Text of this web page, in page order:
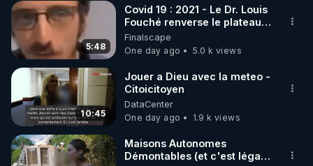
le programme riche de cette vidéo.
----------
Toutes les Vidéos sont présentes hors censure sur
la plateforme Crowdbunker :
▶ https://crowdbunker.com/v/-Lg7j4uHACY
▶ Telegram : https://t.me/rgnr_fr
▶ Facebook :
https://www.facebook.com/thierry.rgnr/
5:48
Covid 19 : 2021 - Le Dr. Louis
Fouché renverse le plateau
de CNews !
Finalscape
One day ago
5.0 k views
10:45
Jouer a Dieu avec la meteo -
Citoicitoyen
DataCenter
One day ago
1.9 k views
Maisons Autonomes
Démontables (et c'est légal).